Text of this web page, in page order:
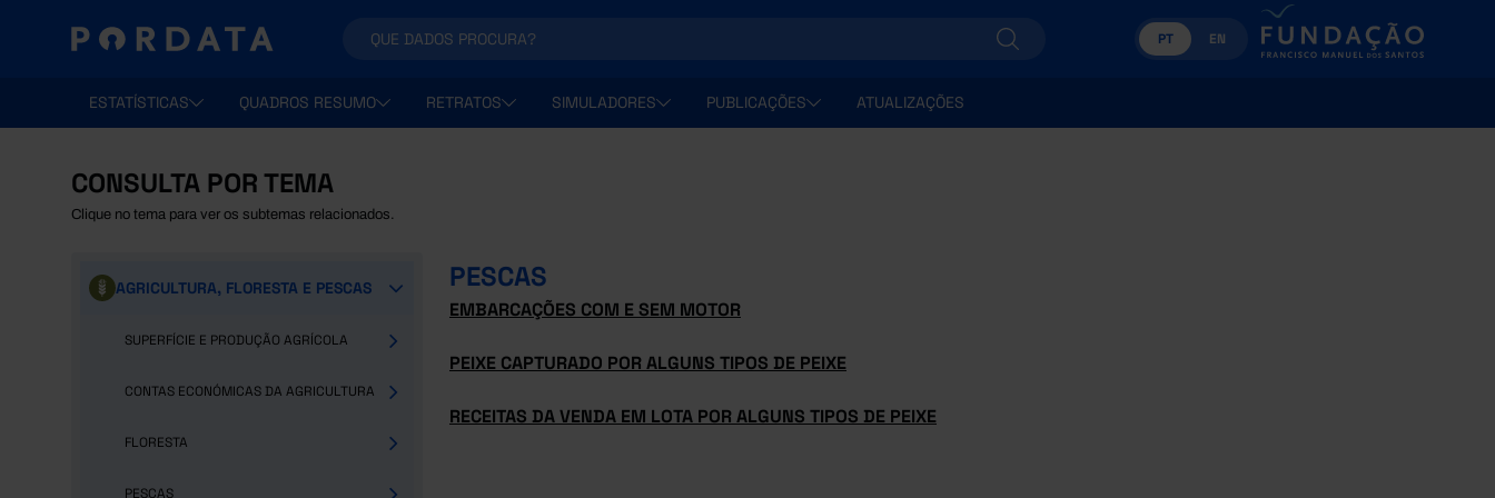
PT EN
ESTATÍSTICAS QUADROS RESUMO RETRATOS SIMULADORES PUBLICAÇÕES ATUALIZAÇÕES
CONSULTA POR TEMA
Clique no tema para ver os subtemas relacionados.
AGRICULTURA, FLORESTA E PESCAS
SUPERFÍCIE E PRODUÇÃO AGRÍCOLA
CONTAS ECONÓMICAS DA AGRICULTURA
FLORESTA
PESCAS
PESCAS
EMBARCAÇÕES COM E SEM MOTOR
PEIXE CAPTURADO POR ALGUNS TIPOS DE PEIXE
RECEITAS DA VENDA EM LOTA POR ALGUNS TIPOS DE PEIXE